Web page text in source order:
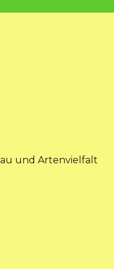
und Artenvielfalt